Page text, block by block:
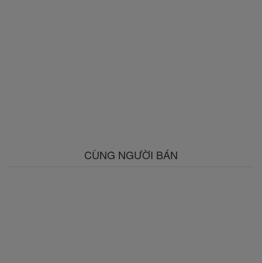
CÙNG NGƯỜI BÁN